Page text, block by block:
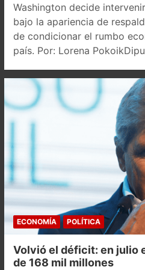
Washington decide
bajo la apariencia de
de condicionar el rumbo
país. Por: Lorena
ECONOMÍA POLÍTICA
Volvió el déficit: en julio
de 168 mil millones